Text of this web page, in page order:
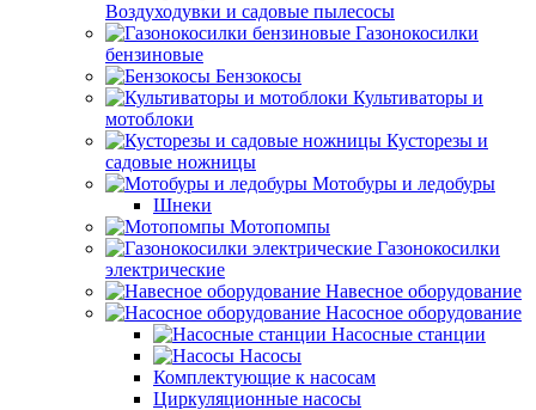
Воздуходувки и садовые пылесосы
Газонокосилки
бензиновые
Бензокосы
Культиваторы и
мотоблоки
Кусторезы и
садовые ножницы
Мотобуры и ледобуры
Шнеки
Мотопомпы
Газонокосилки
электрические
Навесное оборудование
Насосное оборудование
Насосные станции
Насосы
Комплектующие к насосам
Циркуляционные насосы